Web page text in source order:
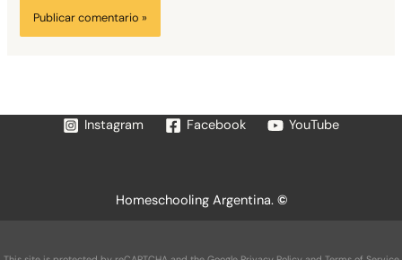
Instagram Facebook YouTube
Homeschooling Argentina. ©